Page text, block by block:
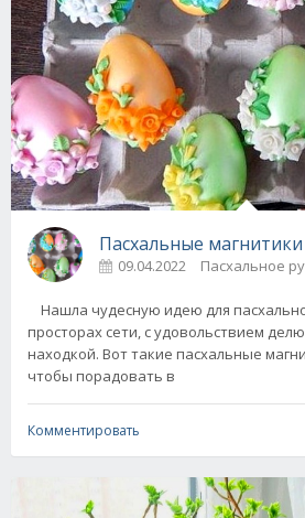
Пасхальные магнитики
09.04.2022 Пасхальное
Нашла чудесную идею для
просторах сети, с удовольствием
находкой. Вот такие пасхальные
чтобы порадовать в
Комментировать